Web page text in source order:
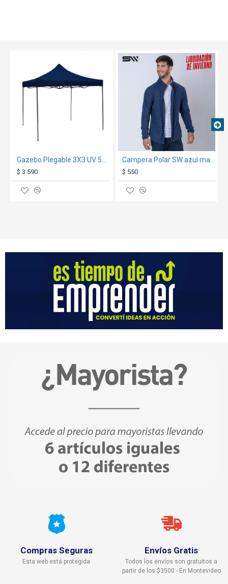
$ 3.590
TEXTTRANSPARENTE SALE
$ 550
Compras Seguras
Esta web está protegida
Envíos Gratis
Todos los envíos son gratuitos a
partir de los $3500 - En Montevideo